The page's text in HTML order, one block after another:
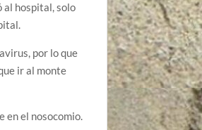
al hospital, solo
por lo que
ir al monte
en el nosocomio.